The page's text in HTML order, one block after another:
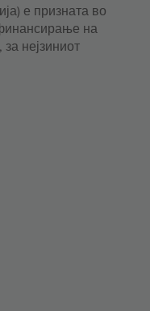
е призната во
на
нејзиниот